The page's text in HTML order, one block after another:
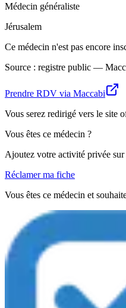
Médecin généraliste
Jérusalem
Ce médecin n'est pas encore
Source : registre public —
Prendre RDV via Maccabi
Vous serez redirigé vers le site
Vous êtes ce médecin ?
Ajoutez votre activité privée
Réclamer ma fiche
Vous êtes ce médecin et